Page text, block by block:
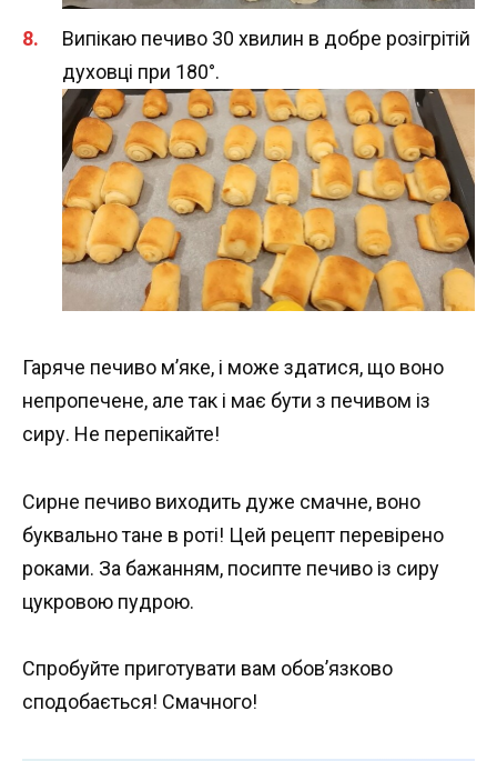
Випікаю печиво 30 хвилин в добре розігрітій
духовці при 180°.
Гаряче печиво м’яке, і може здатися, що воно
непропечене, але так і має бути з печивом із
сиру. Не перепікайте!
Сирне печиво виходить дуже смачне, воно
буквально тане в роті! Цей рецепт перевірено
роками. За бажанням, посипте печиво із сиру
цукровою пудрою.
Спробуйте приготувати вам обов’язково
сподобається! Смачного!